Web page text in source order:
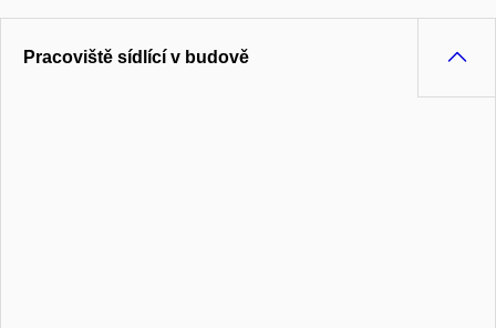
Pracoviště sídlící v budově